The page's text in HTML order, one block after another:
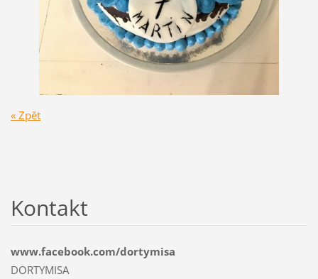
« Zpět
Kontakt
www.facebook.com/dortymisa
DORTYMISA